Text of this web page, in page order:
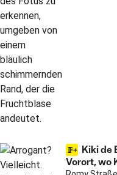
Kiki de
Vorort, wo